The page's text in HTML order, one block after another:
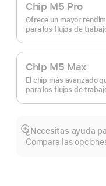
Chip M5 Pro
Ofrece un mayor
para los flujos de
Chip M5 Max
El chip más avanzado
para los flujos de
¿Necesitas ayuda
Compara las
Mostrar
más